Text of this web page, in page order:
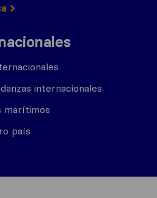
internacionales
marítimos
país